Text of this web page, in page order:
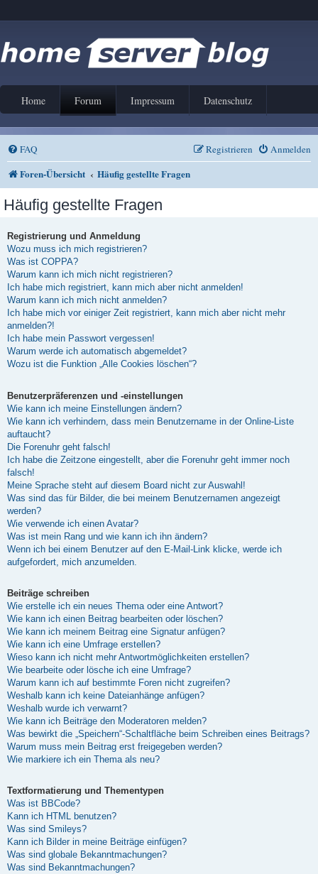
Home Forum Impressum Datenschutz
FAQ Anmelden
Registrieren
Foren-Übersicht Häufig gestellte Fragen
Häufig gestellte Fragen
Registrierung und Anmeldung
Wozu muss ich mich registrieren?
Was ist COPPA?
Warum kann ich mich nicht registrieren?
Ich habe mich registriert, kann mich aber nicht anmelden!
Warum kann ich mich nicht anmelden?
Ich habe mich vor einiger Zeit registriert, kann mich aber nicht mehr
anmelden?!
Ich habe mein Passwort vergessen!
Warum werde ich automatisch abgemeldet?
Wozu ist die Funktion „Alle Cookies löschen“?
Benutzerpräferenzen und -einstellungen
Wie kann ich meine Einstellungen ändern?
Wie kann ich verhindern, dass mein Benutzername in der Online-Liste
auftaucht?
Die Forenuhr geht falsch!
Ich habe die Zeitzone eingestellt, aber die Forenuhr geht immer noch
falsch!
Meine Sprache steht auf diesem Board nicht zur Auswahl!
Was sind das für Bilder, die bei meinem Benutzernamen angezeigt
werden?
Wie verwende ich einen Avatar?
Was ist mein Rang und wie kann ich ihn ändern?
Wenn ich bei einem Benutzer auf den E-Mail-Link klicke, werde ich
aufgefordert, mich anzumelden.
Beiträge schreiben
Wie erstelle ich ein neues Thema oder eine Antwort?
Wie kann ich einen Beitrag bearbeiten oder löschen?
Wie kann ich meinem Beitrag eine Signatur anfügen?
Wie kann ich eine Umfrage erstellen?
Wieso kann ich nicht mehr Antwortmöglichkeiten erstellen?
Wie bearbeite oder lösche ich eine Umfrage?
Warum kann ich auf bestimmte Foren nicht zugreifen?
Weshalb kann ich keine Dateianhänge anfügen?
Weshalb wurde ich verwarnt?
Wie kann ich Beiträge den Moderatoren melden?
Was bewirkt die „Speichern“-Schaltfläche beim Schreiben eines Beitrags?
Warum muss mein Beitrag erst freigegeben werden?
Wie markiere ich ein Thema als neu?
Textformatierung und Thementypen
Was ist BBCode?
Kann ich HTML benutzen?
Was sind Smileys?
Kann ich Bilder in meine Beiträge einfügen?
Was sind globale Bekanntmachungen?
Was sind Bekanntmachungen?